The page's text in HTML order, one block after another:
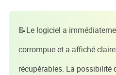
📝Le logiciel a
corrompue et a affiché
récupérables. La possibilité